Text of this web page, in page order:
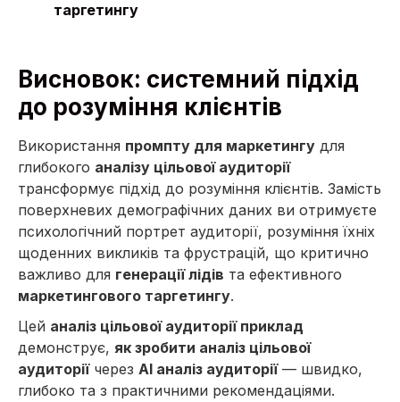
таргетингу
Висновок: системний підхід
до розуміння клієнтів
Використання промпту для маркетингу для
глибокого аналізу цільової аудиторії
трансформує підхід до розуміння клієнтів. Замість
поверхневих демографічних даних ви отримуєте
психологічний портрет аудиторії, розуміння їхніх
щоденних викликів та фрустрацій, що критично
важливо для генерації лідів та ефективного
маркетингового таргетингу.
Цей аналіз цільової аудиторії приклад
демонструє, як зробити аналіз цільової
аудиторіїчерез AI аналіз аудиторії— швидко,
глибоко та з практичними рекомендаціями.